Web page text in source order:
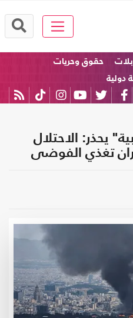
حقوق وحريات
دولية
يحذر: الاحتلال
تغذي الفوضى